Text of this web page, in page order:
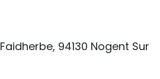
94130 Nogent Sur